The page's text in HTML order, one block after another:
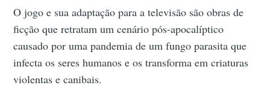
O jogo e sua adaptação para a televisão são obras de
ficção que retratam um cenário pós-apocalíptico
causado por uma pandemia de um fungo parasita que
infecta os seres humanos e os transforma em criaturas
violentas e canibais.